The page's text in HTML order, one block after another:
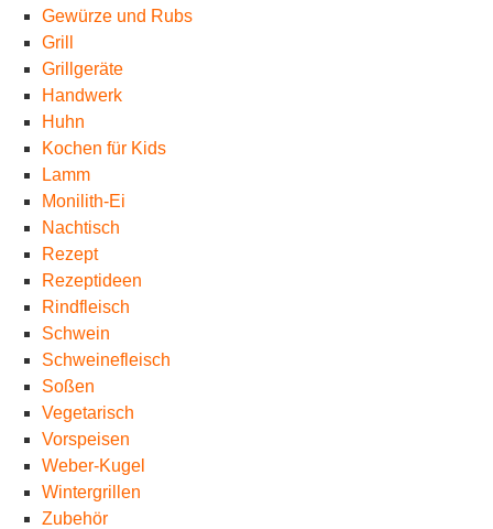
Gewürze und Rubs
Grill
Grillgeräte
Handwerk
Huhn
Kochen für Kids
Lamm
Monilith-Ei
Nachtisch
Rezept
Rezeptideen
Rindfleisch
Schwein
Schweinefleisch
Soßen
Vegetarisch
Vorspeisen
Weber-Kugel
Wintergrillen
Zubehör